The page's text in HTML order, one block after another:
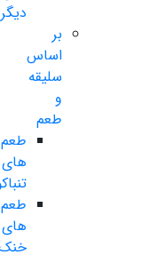
دیگر
بر
اساس
سلیقه
و
طعم
طعم
های
طعم
های